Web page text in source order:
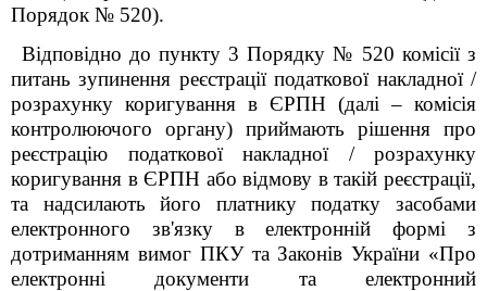
Порядок № 520).
Відповідно до пункту 3 Порядку № 520 комісії з
питань зупинення реєстрації податкової накладної /
розрахунку коригування в ЄРПН (далі – комісія
контролюючого органу) приймають рішення про
реєстрацію податкової накладної / розрахунку
коригування в ЄРПН або відмову в такій реєстрації,
та надсилають його платнику податку засобами
електронного зв'язку в електронній формі з
дотриманням вимог ПКУ та Законів України «Про
електронні документи та електронний